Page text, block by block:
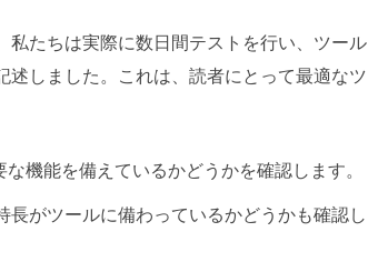
たちは実際に数日間テストを行い、ツール
しました。これは、読者にとって最適なツ
機能を備えているかどうかを確認します。
がツールに備わっているかどうかも確認し